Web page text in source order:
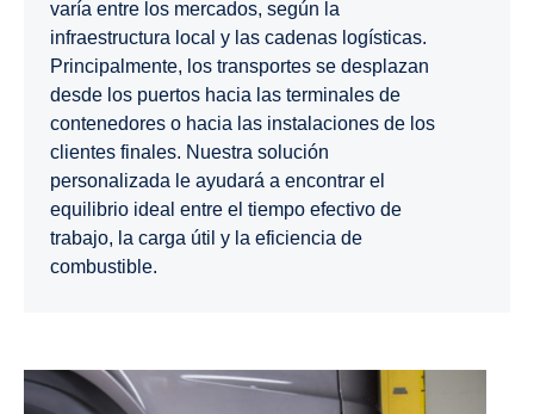
varía entre los mercados, según la
infraestructura local y las cadenas logísticas.
Principalmente, los transportes se desplazan
desde los puertos hacia las terminales de
contenedores o hacia las instalaciones de los
clientes finales. Nuestra solución
personalizada le ayudará a encontrar el
equilibrio ideal entre el tiempo efectivo de
trabajo, la carga útil y la eficiencia de
combustible.